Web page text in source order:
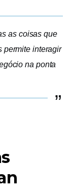
as coisas que
permite interagir
na ponta